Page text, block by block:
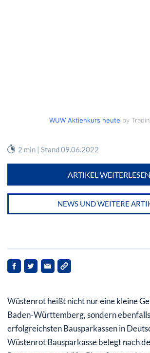
WUW Aktienkurs heute by
2 min | Stand 09.06.2022
ARTIKEL WEITERLESEN
NEWS UND WEITERE
Wüstenrot heißt nicht nur eine kleine
Baden-Württemberg, sondern
erfolgreichsten Bausparkassen in
Wüstenrot Bausparkasse belegt nach